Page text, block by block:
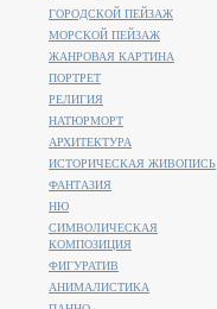
ГОРОДСКОЙ ПЕЙЗАЖ
МОРСКОЙ ПЕЙЗАЖ
ЖАНРОВАЯ КАРТИНА
ПОРТРЕТ
РЕЛИГИЯ
НАТЮРМОРТ
АРХИТЕКТУРА
ИСТОРИЧЕСКАЯ ЖИВОПИСЬ
ФАНТАЗИЯ
НЮ
СИМВОЛИЧЕСКАЯ
КОМПОЗИЦИЯ
ФИГУРАТИВ
АНИМАЛИСТИКA